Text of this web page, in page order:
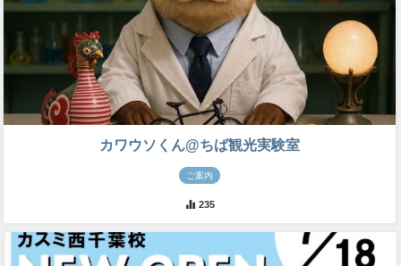
カワウソくん@ちば観光実験室
ご案内
235